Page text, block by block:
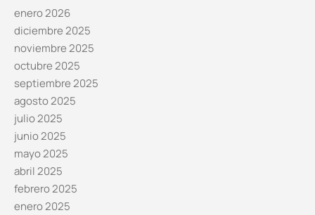
enero 2026
diciembre 2025
noviembre 2025
octubre 2025
septiembre 2025
agosto 2025
julio 2025
junio 2025
mayo 2025
abril 2025
febrero 2025
enero 2025